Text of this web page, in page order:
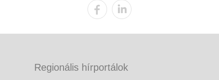
Regionális hírportálok